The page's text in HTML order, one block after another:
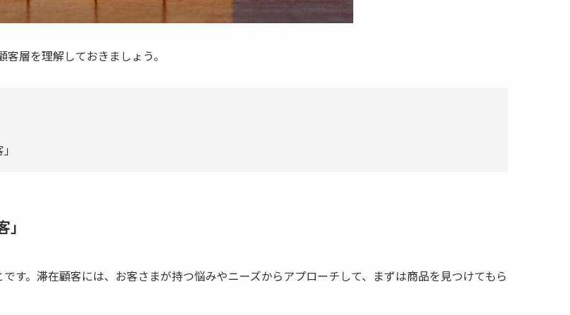
層を理解しておきましょう。
です。滞在顧客には、お客さまが持つ悩みやニーズからアプローチして、まずは商品を見つけてもら